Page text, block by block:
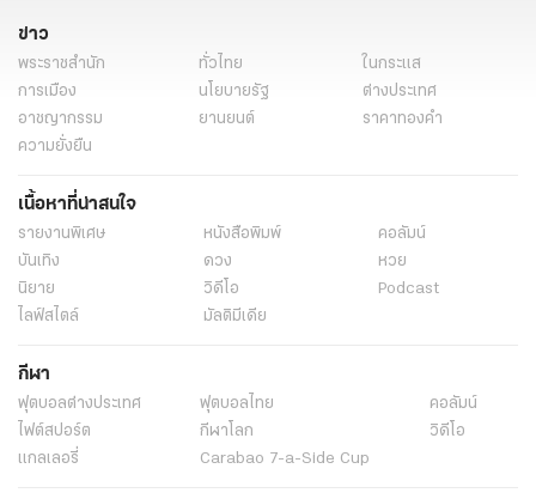
ข่าว
พระราชสำนัก ทั่วไทย
ในกระแส
การเมือง
นโยบายรัฐ
ต่างประเทศ
อาชญากรรม
ยานยนต์
ราคาทองคำ
ความยั่งยืน
เนื้อหาที่น่าสนใจ
รายงานพิเศษ หนังสือพิมพ์
คอลัมน์
บันเทิง
ดวง
หวย
นิยาย
วิดีโอ
Podcast
ไลฟ์สไตล์
มัลติมีเดีย
กีฬา
ฟุตบอลต่่างประเทศ ฟุตบอลไทย
คอลัมน์
ไฟต์สปอร์ต
กีฬาโลก
วิดีโอ
แกลเลอรี่
Carabao 7-a-Side Cup